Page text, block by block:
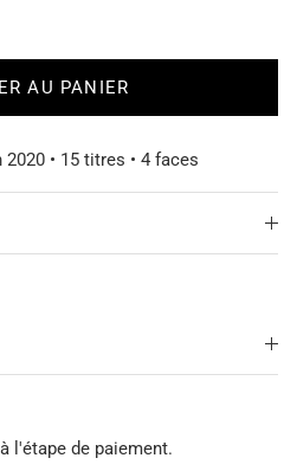
AU PANIER
• 15 titres • 4 faces
l'étape de paiement.